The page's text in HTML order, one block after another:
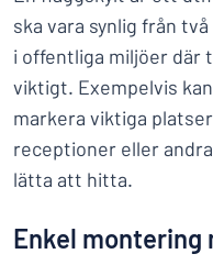
ska vara synlig från
i offentliga miljöer där
viktigt. Exempelvis
markera viktiga
receptioner eller
lätta att hitta.
Enkel montering